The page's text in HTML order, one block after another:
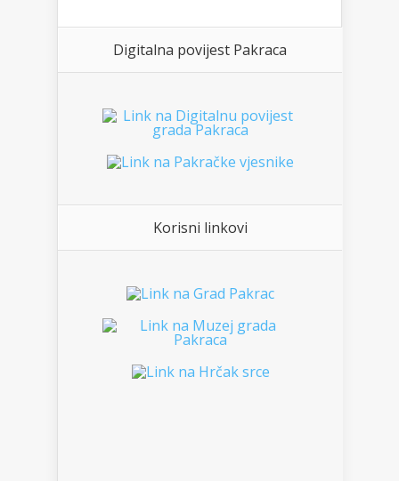
Digitalna povijest Pakraca
Korisni linkovi